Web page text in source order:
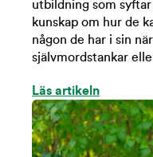
utbildning som
kunskap om hur de
någon de har i sin
självmordstankar
Läs artikeln